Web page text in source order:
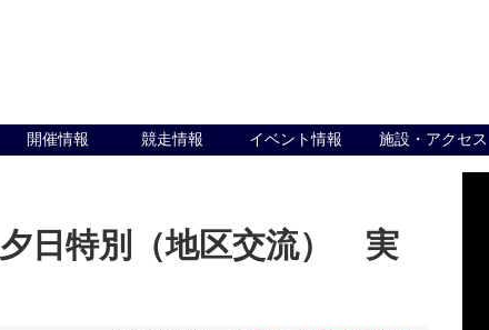
開催情報 競走情報 イベント情報 施設・アクセス
日特別（地区交流） 実